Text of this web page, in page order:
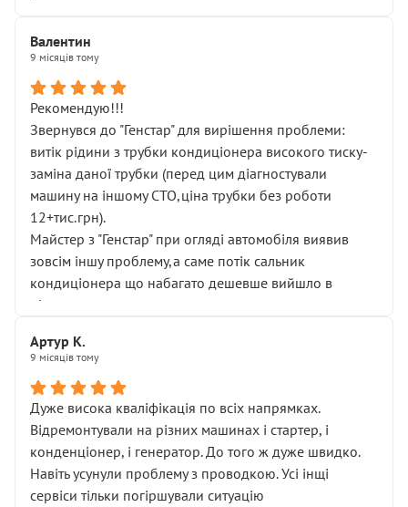
Валентин
9 місяців тому
Рекомендую!!!
Звернувся до "Генстар" для вирішення проблеми:
витік рідини з трубки кондиціонера високого тиску-
заміна даної трубки (перед цим діагностували
машину на іншому СТО,ціна трубки без роботи
12+тис.грн).
Майстер з "Генстар" при огляді автомобіля виявив
зовсім іншу проблему,а саме потік сальник
кондиціонера що набагато дешевше вийшло в
підсумку.
Артур К.
9 місяців тому
Дуже висока кваліфікація по всіх напрямках.
Відремонтували на різних машинах і стартер, і
конденціонер, і генератор. До того ж дуже швидко.
Навіть усунули проблему з проводкою. Усі інщі
сервіси тільки погіршували ситуацію